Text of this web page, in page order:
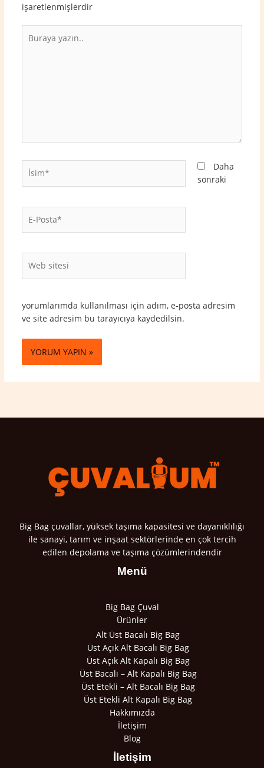
işaretlenmişlerdir
yazın..
İsim*
Posta*
sitesi
Daha
sonraki
yorumlarımda kullanılması için adım, e-posta adresim
ve site adresim bu tarayıcıya kaydedilsin.
Big Bag çuvallar, yüksek taşıma kapasitesi ve dayanıklılığı
ile sanayi, tarım ve inşaat sektörlerinde en çok tercih
edilen depolama ve taşıma çözümlerindendir
Menü
Big Bag Çuval
Ürünler
Alt Üst Bacalı Big Bag
Üst Açık Alt Bacalı Big Bag
Üst Açık Alt Kapalı Big Bag
Üst Bacalı – Alt Kapalı Big Bag
Üst Etekli – Alt Bacalı Big Bag
Üst Etekli Alt Kapalı Big Bag
Hakkımızda
İletişim
Blog
İletişim